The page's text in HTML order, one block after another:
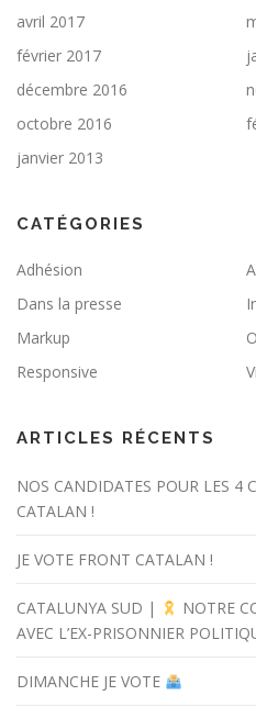
avril 2017
février 2017
décembre 2016
octobre 2016
janvier 2013
CATÉGORIES
Adhésion
Dans la presse
Markup
Responsive
ARTICLES RÉCENTS
NOS CANDIDATES POUR LES 4
CATALAN !
JE VOTE FRONT CATALAN !
CATALUNYA SUD |
NOTRE
AVEC L’EX-PRISONNIER
DIMANCHE JE VOTE